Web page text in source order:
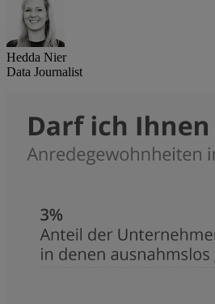
Hedda Nier
Data Journalist